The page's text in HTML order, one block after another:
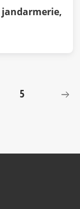
jandarmerie,
5